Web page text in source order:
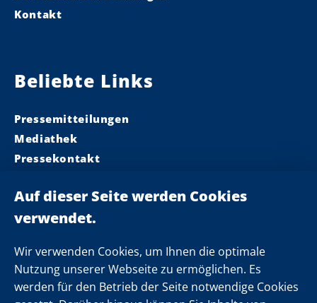
Wir verwenden Cookies, um Ihnen die optimale
Nutzung unserer Webseite zu ermöglichen. Es
werden für den Betrieb der Seite notwendige Cookies
Kontakt
Beliebte Links
Pressemitteilungen
Mediathek
Pressekontakt
Landeskabinett
Einsamkeit